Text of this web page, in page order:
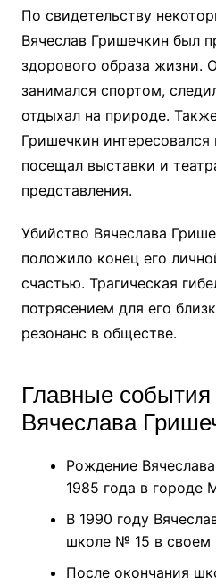
По свидетельству
Вячеслав Гришечкин был
здорового образа жизни.
занимался спортом,
отдыхал на природе.
Гришечкин
посещал выставки и
представления.
Убийство Вячеслава
положило конец его
счастью. Трагическая
потрясением для его
резонанс в обществе.
Главные события
Вячеслава
Рождение
1985 года в городе
В 1990 году
школе № 15 в своем
После окончания